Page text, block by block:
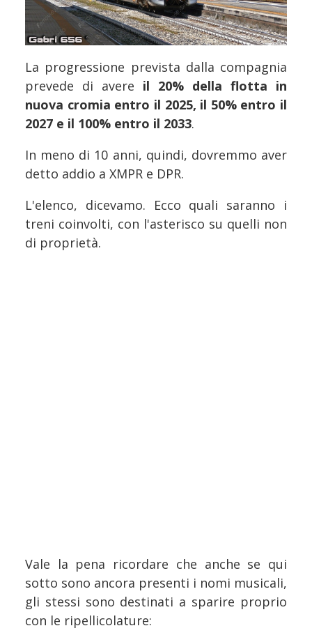
La progressione prevista dalla compagnia
prevede di avere il 20% della flotta in
nuova cromia entro il 2025, il 50% entro il
2027 e il 100% entro il 2033.
In meno di 10 anni, quindi, dovremmo aver
detto addio a XMPR e DPR.
L'elenco, dicevamo. Ecco quali saranno i
treni coinvolti, con l'asterisco su quelli non
di proprietà.
Vale la pena ricordare che anche se qui
sotto sono ancora presenti i nomi musicali,
gli stessi sono destinati a sparire proprio
con le ripellicolature: